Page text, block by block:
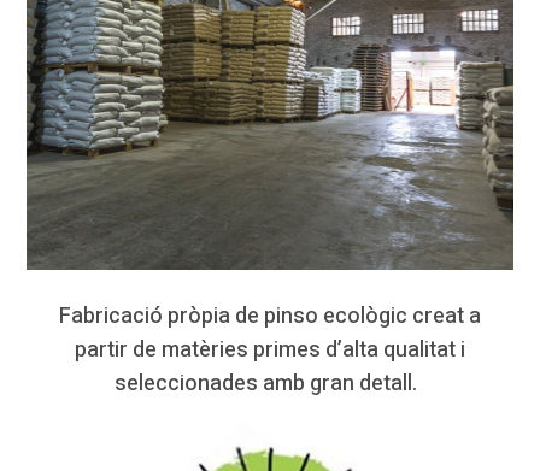
Fabricació pròpia de pinso ecològic creat a
partir de matèries primes d’alta qualitat i
seleccionades amb gran detall.